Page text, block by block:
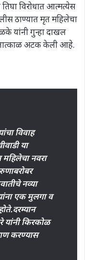
विरोधात आत्मत्येस
ठाण्यात मृत महिलेचा
यांनी गुन्हा दाखल
तात्काळ अटक केली आहे.
विवाह
या
नवरा
नव्या
एक मुलगा व
यांनी किरकोळ
करण्यास